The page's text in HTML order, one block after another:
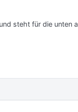
steht für die unten